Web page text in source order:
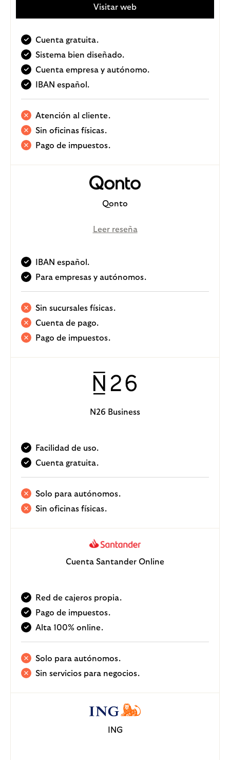
Visitar web
Cuenta gratuita.
Sistema bien diseñado.
Cuenta empresa y autónomo.
IBAN español.
Atención al cliente.
Sin oficinas físicas.
Pago de impuestos.
Qonto
Leer reseña
IBAN español.
Para empresas y autónomos.
Sin sucursales físicas.
Cuenta de pago.
Pago de impuestos.
N26 Business
Facilidad de uso.
Cuenta gratuita.
Solo para autónomos.
Sin oficinas físicas.
Cuenta Santander Online
Red de cajeros propia.
Pago de impuestos.
Alta 100% online.
Solo para autónomos.
Sin servicios para negocios.
ING